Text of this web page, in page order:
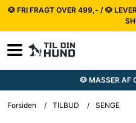
🐶 FRI FRAGT OVER 499,- / 🐶
🐶 MASSER AF
Forsiden / TILBUD / SENGE